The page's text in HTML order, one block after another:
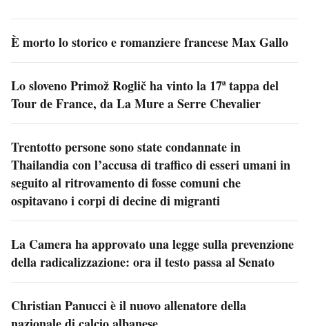
È morto lo storico e romanziere francese Max Gallo
Lo sloveno Primož Roglič ha vinto la 17ª tappa del
Tour de France, da La Mure a Serre Chevalier
Trentotto persone sono state condannate in
Thailandia con l’accusa di traffico di esseri umani in
seguito al ritrovamento di fosse comuni che
ospitavano i corpi di decine di migranti
La Camera ha approvato una legge sulla prevenzione
della radicalizzazione: ora il testo passa al Senato
Christian Panucci è il nuovo allenatore della